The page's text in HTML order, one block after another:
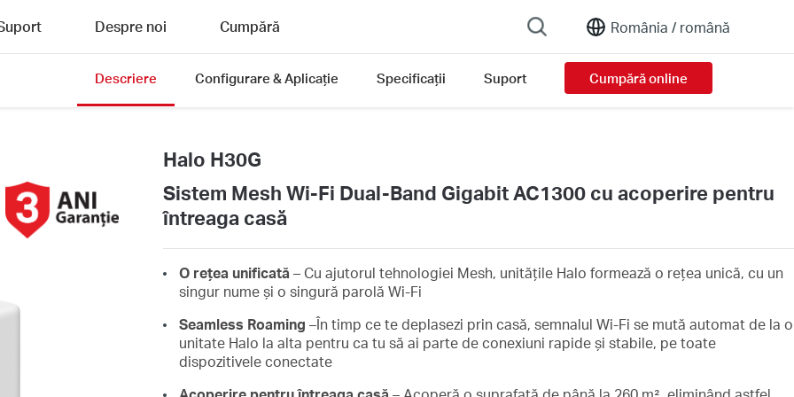
România / română
Despre noi Cumpără
Descriere Configurare & Aplicație Specificații Suport Cumpără online
Halo H30G
Sistem Mesh Wi-Fi Dual-Band Gigabit AC1300 cu acoperire pentru
întreaga casă
O rețea unificată – Cu ajutorul tehnologiei Mesh, unitățile Halo formează o rețea unică, cu un
singur nume și o singură parolă Wi-Fi
Seamless Roaming –În timp ce te deplasezi prin casă, semnalul Wi-Fi se mută automat de la o
unitate Halo la alta pentru ca tu să ai parte de conexiuni rapide și stabile, pe toate
dispozitivele conectate